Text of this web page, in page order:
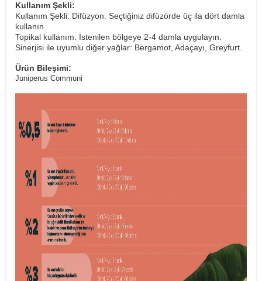
Kullanım Şekli:
Kullanım Şekli: Difüzyon: Seçtiğiniz difüzörde üç ila dört damla
kullanın
​Topikal kullanım: İstenilen bölgeye 2-4 damla uygulayın.
Sinerjisi ile uyumlu diğer yağlar: Bergamot, Adaçayı, Greyfurt.
Ürün Bileşimi:
Juniperus Communi